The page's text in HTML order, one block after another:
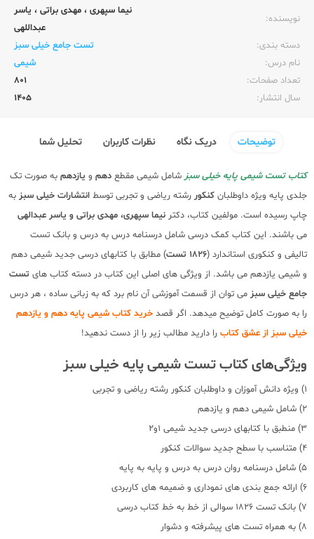
نویسنده:‌
نیما سپهری ، مهدی براتی ، یاسر
عبداللهی
دسته بندی:
تست جامع خیلی سبز
نام درس:
شیمی
تعداد صفحات:‌
801
سال انتشار:‌
1405
توضیحات دریک نگاه نظرات کاربران تحلیل شما
کتاب تست شیمی پایه خیلی سبزشامل شیمی مقطع دهم و یازدهم به صورت تک
جلدی پایه ویژه داوطلبان کنکور رشته ریاضی و تجربی توسط انتشارات خیلی سبز به
چاپ رسیده است. مولفین کتاب، دکتر نیما سپهری، مهدی براتی و یاسر عبدالهی
می باشند. این کتاب کمک درسی شامل درسنامه درس به درس و بانک تست
تالیفی و کنکوری استاندارد (1826 تست
) مطابق با کتابهای درسی جدید شیمی دهم
و شیمی یازدهم می باشد. از ویژگی های اصلی این کتاب در دسته کتاب های تست
جامع خیلی سبز می توان از قسمت آموزشی آن نام برد که به زبانی ساده ، هر درس
را به صورت کامل توضیح میدهد. اگر قصد خرید کتاب شیمی پایه دهم و یازدهم
خیلی سبز از عشق کتاب را دارید مطالب زیر را از دست ندهید!
ویژگی‌های کتاب تست شیمی پایه خیلی سبز
1) ویژه دانش آموزان و داوطلبان کنکور رشته ریاضی و تجربی
2) شامل شیمی دهم و یازدهم
3) منطبق با کتابهای درسی جدید شیمی 1و2
4) متناسب با سطح جدید سوالات کنکور
5) شامل درسنامه روان درس به درس و پایه به پایه
6) ارائه جمع بندی های نموداری و ضمیمه های کاربردی
7) بانک تست 1826 سوالی از خط به خط کتاب درسی
8) به همراه تست های پیشرفته و دشوار